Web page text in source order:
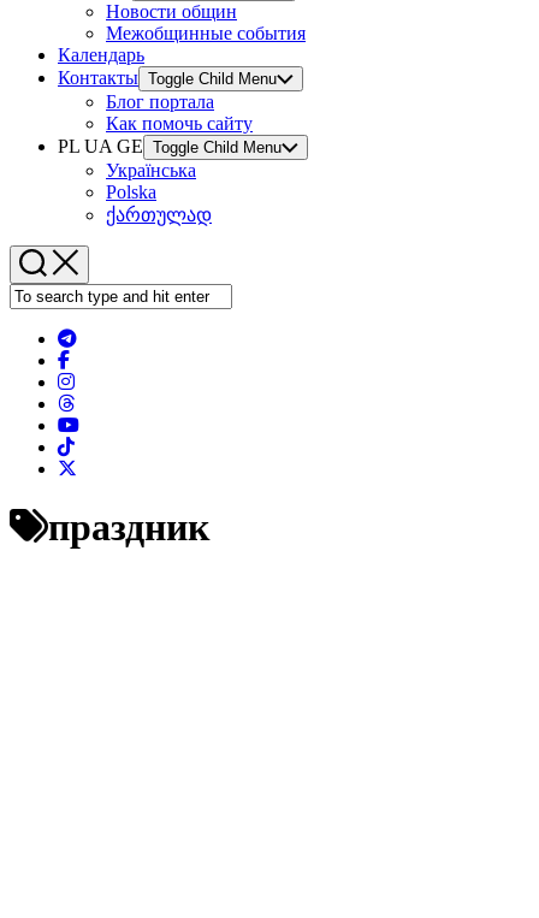
Новости общин
Межобщинные события
Календарь
Контакты Toggle Child Menu
Блог портала
Как помочь сайту
PL UA GE Toggle Child Menu
Українська
Polska
ქართულად
праздник